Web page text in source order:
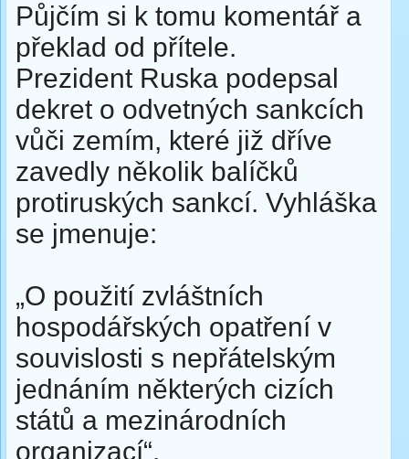
Půjčím si k tomu komentář a
překlad od přítele.
Prezident Ruska podepsal
dekret o odvetných sankcích
vůči zemím, které již dříve
zavedly několik balíčků
protiruských sankcí. Vyhláška
se jmenuje:
„O použití zvláštních
hospodářských opatření v
souvislosti s nepřátelským
jednáním některých cizích
států a mezinárodních
organizací“.